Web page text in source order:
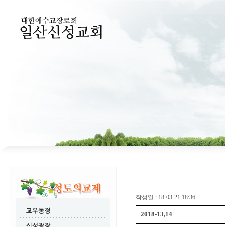
작성일 : 18-03-21 18:36
2018-13,14